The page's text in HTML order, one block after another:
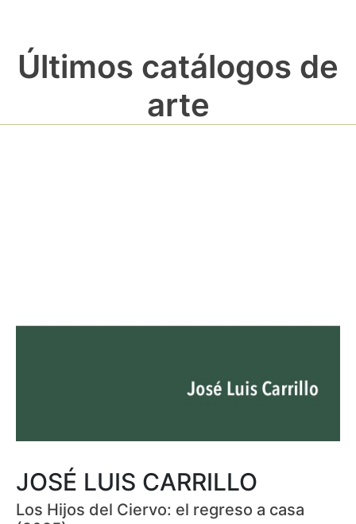
Últimos catálogos de
arte
JOSÉ LUIS CARRILLO
Los Hijos del Ciervo: el regreso a casa